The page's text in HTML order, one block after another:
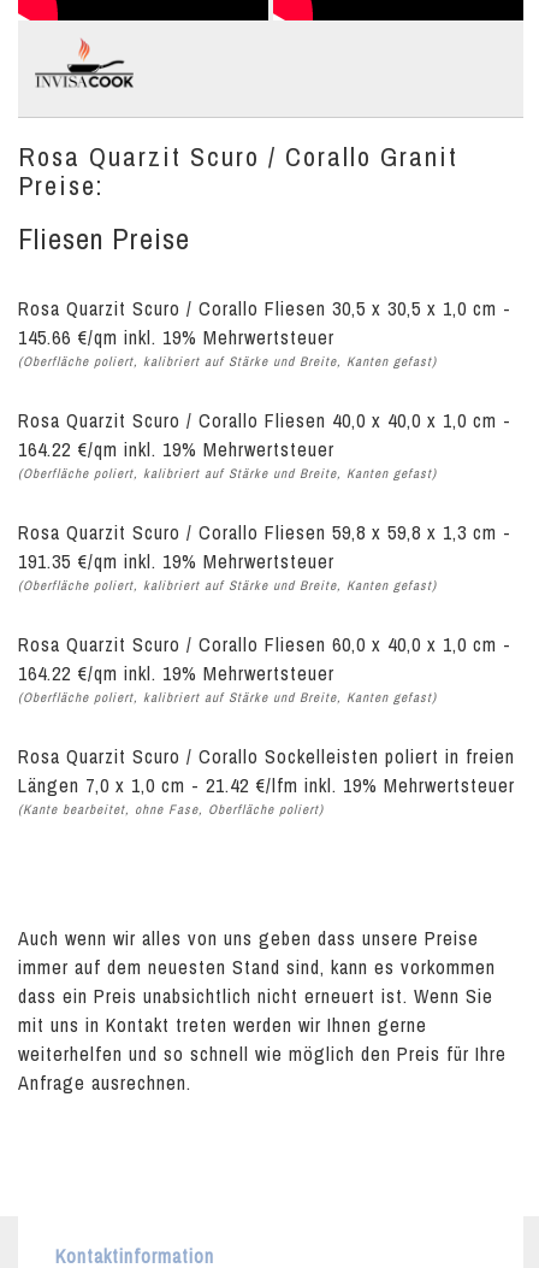
Rosa Quarzit Scuro / Corallo Granit
Preise:
Fliesen Preise
Rosa Quarzit Scuro / Corallo Fliesen 30,5 x 30,5 x 1,0 cm -
145.66 €/qm inkl. 19% Mehrwertsteuer
(Oberfläche poliert, kalibriert auf Stärke und Breite, Kanten gefast)
Rosa Quarzit Scuro / Corallo Fliesen 40,0 x 40,0 x 1,0 cm -
164.22 €/qm inkl. 19% Mehrwertsteuer
(Oberfläche poliert, kalibriert auf Stärke und Breite, Kanten gefast)
Rosa Quarzit Scuro / Corallo Fliesen 59,8 x 59,8 x 1,3 cm -
191.35 €/qm inkl. 19% Mehrwertsteuer
(Oberfläche poliert, kalibriert auf Stärke und Breite, Kanten gefast)
Rosa Quarzit Scuro / Corallo Fliesen 60,0 x 40,0 x 1,0 cm -
164.22 €/qm inkl. 19% Mehrwertsteuer
(Oberfläche poliert, kalibriert auf Stärke und Breite, Kanten gefast)
Rosa Quarzit Scuro / Corallo Sockelleisten poliert in freien
Längen 7,0 x 1,0 cm - 21.42 €/lfm inkl. 19% Mehrwertsteuer
(Kante bearbeitet, ohne Fase, Oberfläche poliert)
Auch wenn wir alles von uns geben dass unsere Preise
immer auf dem neuesten Stand sind, kann es vorkommen
dass ein Preis unabsichtlich nicht erneuert ist. Wenn Sie
mit uns in Kontakt treten werden wir Ihnen gerne
weiterhelfen und so schnell wie möglich den Preis für Ihre
Anfrage ausrechnen.
Kontaktinformation